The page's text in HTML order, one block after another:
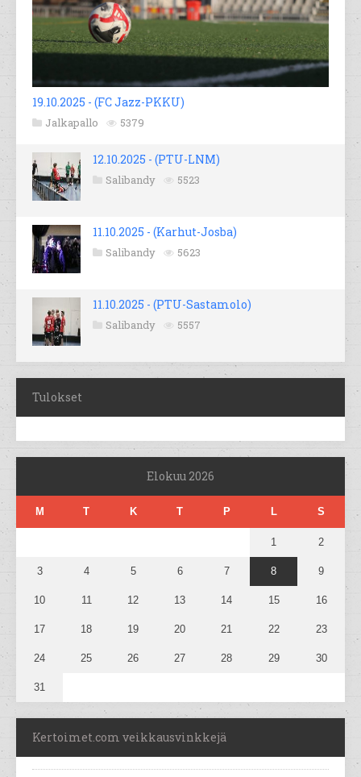
19.10.2025 - (FC Jazz-PKKU)
Jalkapallo 5379
12.10.2025 - (PTU-LNM)
Salibandy 5523
11.10.2025 - (Karhut-Josba)
Salibandy 5623
11.10.2025 - (PTU-Sastamolo)
Salibandy 5557
Tulokset
Elokuu 2026
M T K T P L S
1 2
3 4 5 6 7 8 9
10 11 12 13 14 15 16
17 18 19 20 21 22 23
24 25 26 27 28 29 30
31
Kertoimet.com veikkausvinkkejä